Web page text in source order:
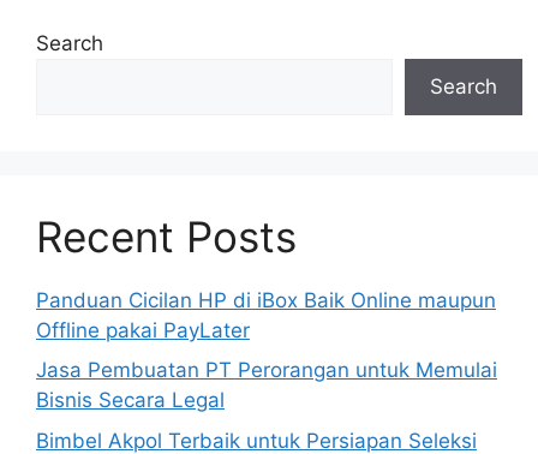
Search
Search
Recent Posts
Panduan Cicilan HP di iBox Baik Online maupun
Offline pakai PayLater
Jasa Pembuatan PT Perorangan untuk Memulai
Bisnis Secara Legal
Bimbel Akpol Terbaik untuk Persiapan Seleksi